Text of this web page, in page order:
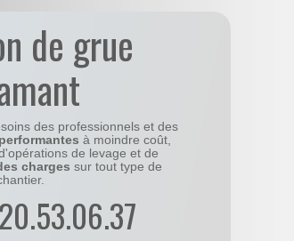
de grue
des professionnels et des
à moindre coût,
de levage et de
charges sur tout type de